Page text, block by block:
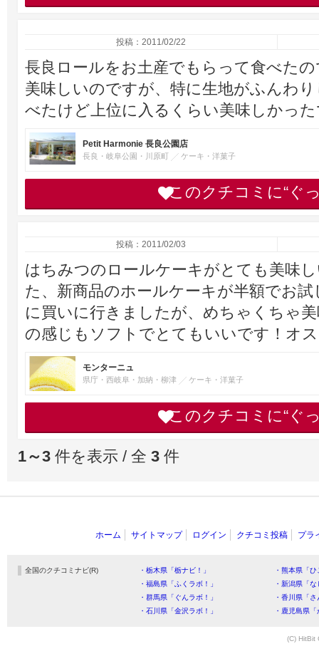
投稿：2011/02/22
長良ロールをお土産でもらって食べた
美味しいのですが、特に生地がふんわ
べたけど上位に入るくらい美味しかっ
Petit Harmonie 長良公園店
長良・岐阜公園・川原町 ケーキ・洋菓子
このクチコミに“ぐ
投稿：2011/02/03
はちみつのロールケーキがとても美味
た、新商品のホールケーキが半額でお
に買いに行きましたが、めちゃくちゃ
の感じもソフトでとてもいいです！オ
モンターニュ
県庁・西岐阜・加納・柳津 ケーキ・洋菓子
このクチコミに“ぐ
1～3 件を表示 / 全 3 件
ホーム サイトマップ ログイン クチコミ投稿 プラ
全国のクチコミナビ(R) ・栃木県「栃ナビ！」
・熊本県「
・福島県「ふくラボ！」
・新潟県「
・群馬県「ぐんラボ！」
・香川県「
・石川県「金沢ラボ！」
・鹿児島県
(C) HitBit